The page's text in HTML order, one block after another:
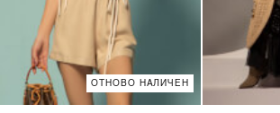
ОТНОВО НАЛИЧЕН